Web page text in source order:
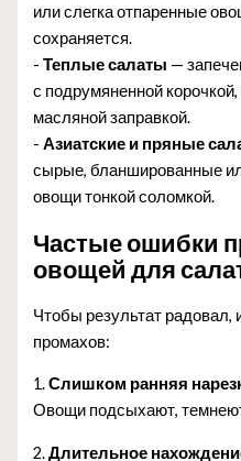
или слегка отпаренные
сохраняется.
-Теплые салаты —
с подрумяненной
масляной заправкой.
-Азиатские и пряные
сырые, бланшированные
овощи тонкой соломкой.
Частые ошибки
овощей для
Чтобы результат радовал,
промахов:
1.Слишком ранняя
Овощи подсыхают,
2.Длительное